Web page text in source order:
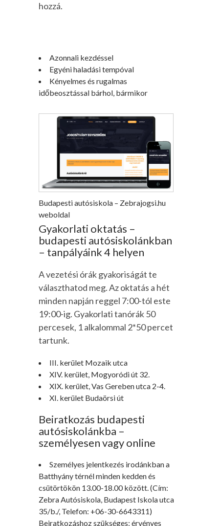
hozzá.
Azonnali kezdéssel
Egyéni haladási tempóval
Kényelmes és rugalmas
időbeosztással bárhol, bármikor
Budapesti autósiskola – Zebrajogsi.hu
weboldal
Gyakorlati oktatás –
budapesti autósiskolánkban
– tanpályáink 4 helyen
A vezetési órák gyakoriságát te
választhatod meg. Az oktatás a hét
minden napján reggel 7:00-tól este
19:00-ig. Gyakorlati tanórák 50
percesek, 1 alkalommal 2*50 percet
tartunk.
III. kerület Mozaik utca
XIV. kerület, Mogyoródi út 32.
XIX. kerület, Vas Gereben utca 2-4.
XI. kerület Budaörsi út
Beiratkozás budapesti
autósiskolánkba –
személyesen vagy online
Személyes jelentkezés irodánkban a
Batthyány térnél minden kedden és
csütörtökön 13.00-18.00 között. (Cím:
Zebra Autósiskola, Budapest Iskola utca
35/b./, Telefon: +06-30-6643311)
Beiratkozáshoz szükséges: érvényes